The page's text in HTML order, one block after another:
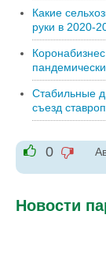
Какие
руки в 2020-
Стабильные
съезд
0
Новости